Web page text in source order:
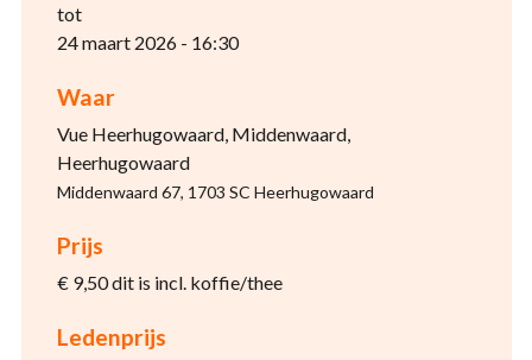
tot
24 maart 2026 - 16:30
Waar
Vue Heerhugowaard, Middenwaard,
Heerhugowaard
Middenwaard 67, 1703 SC Heerhugowaard
Prijs
€ 9,50 dit is incl. koffie/thee
Ledenprijs